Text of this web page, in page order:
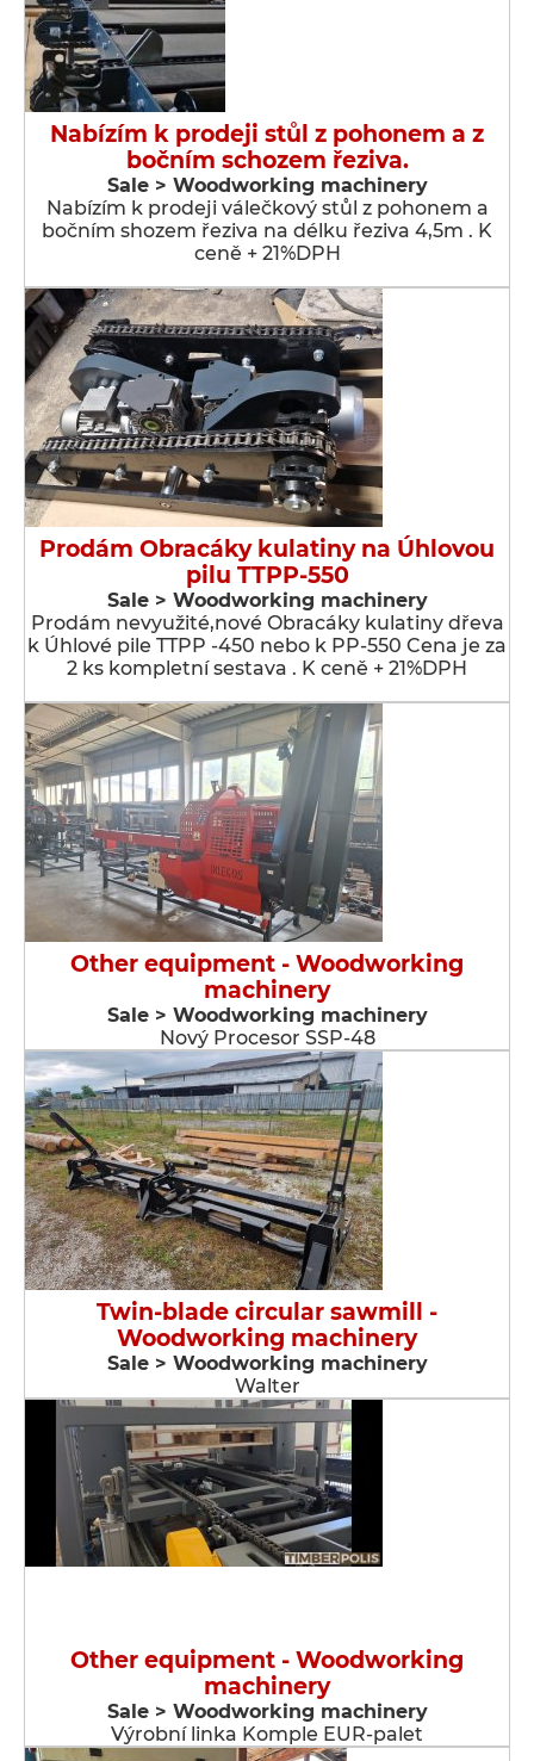
Nabízím k prodeji stůl z pohonem a z
bočním schozem řeziva.
Sale > Woodworking machinery
Nabízím k prodeji válečkový stůl z pohonem a
bočním shozem řeziva na délku řeziva 4,5m . K
ceně + 21%DPH
Prodám Obracáky kulatiny na Úhlovou
pilu TTPP-550
Sale > Woodworking machinery
Prodám nevyužité,nové Obracáky kulatiny dřeva
k Úhlové pile TTPP -450 nebo k PP-550 Cena je za
2 ks kompletní sestava . K ceně + 21%DPH
Other equipment - Woodworking
machinery
Sale > Woodworking machinery
Nový Procesor SSP-48
Twin-blade circular sawmill -
Woodworking machinery
Sale > Woodworking machinery
Walter
Other equipment - Woodworking
machinery
Sale > Woodworking machinery
Výrobní linka Komple EUR-palet